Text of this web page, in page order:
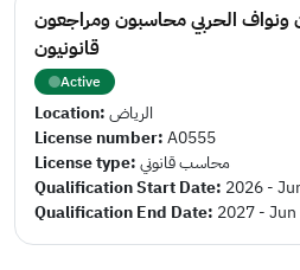
ونواف الحربي محاسبون ومراجعون
قانونيون
Active
Location:الرياض
License number:A0555
License type:محاسب قانوني
Qualification Start Date: 2026 -
Qualification End Date: 2027 -